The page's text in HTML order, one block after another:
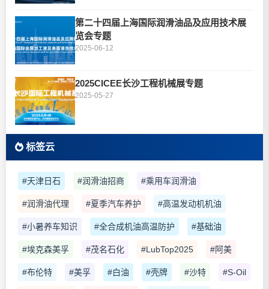
第二十四届上海国际润滑油品及应用技术展
览会专题
2025-06-12
2025CICEE长沙工程机械展专题
2025-05-27
标签云
#天津日石 #润滑油招商 #乘用车润滑油
#润滑油代理 #夏季汽车养护 #高温发动机机油
#小暑养车知识 #全合成机油高温防护 #基础油
#埃克森美孚 #茂名石化 #LubTop2025 #阿美
#布伦特 #美孚 #白油 #壳牌 #沙特 #S-Oil